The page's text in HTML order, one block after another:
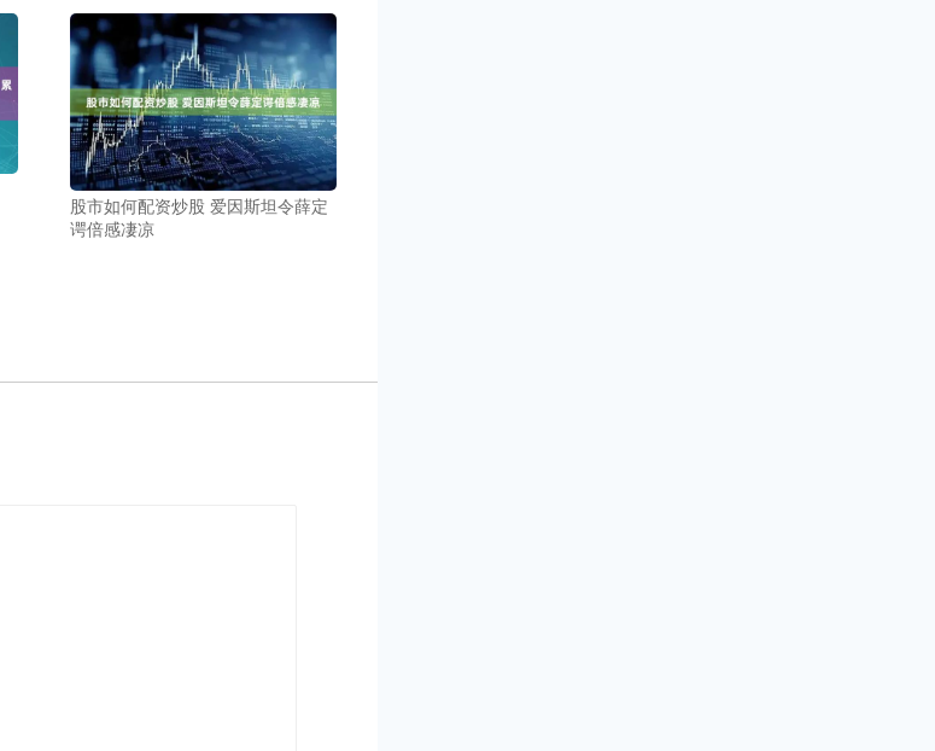
股市如何配资炒股 爱因斯坦令薛定
谔倍感凄凉